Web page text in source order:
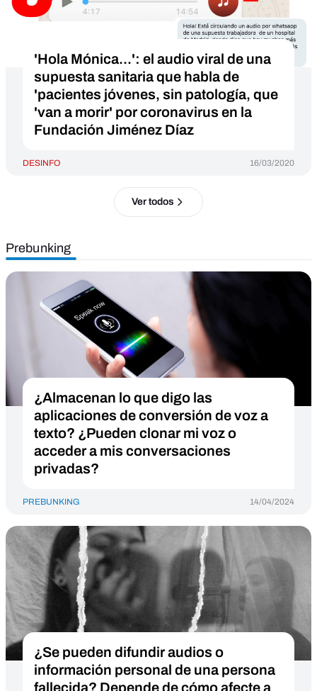
'Hola Mónica...': el audio viral de una
supuesta sanitaria que habla de
'pacientes jóvenes, sin patología, que
'van a morir' por coronavirus en la
Fundación Jiménez Díaz
DESINFO 16/03/2020
Ver todos
Prebunking
¿Almacenan lo que digo las
aplicaciones de conversión de voz a
texto? ¿Pueden clonar mi voz o
acceder a mis conversaciones
privadas?
PREBUNKING 14/04/2024
¿Se pueden difundir audios o
información personal de una persona
fallecida? Depende de cómo afecte a